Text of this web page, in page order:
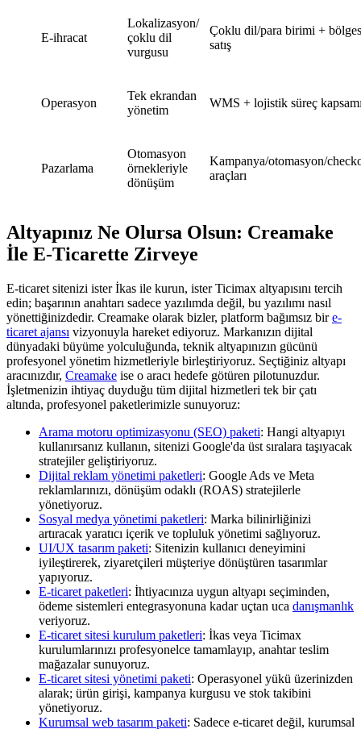
E-ihracat
Lokalizasyon/
çoklu dil
vurgusu
Çoklu dil/para birimi +
satış
Operasyon
Tek ekrandan
yönetim
WMS + lojistik süreç
Pazarlama
Otomasyon
örnekleriyle
dönüşüm
Kampanya/otomasyon/
araçları
Altyapınız Ne Olursa Olsun: Creamake
İle E-Ticarette Zirveye
E-ticaret sitenizi ister İkas ile kurun, ister Ticimax altyapısını tercih
edin; başarının anahtarı sadece yazılımda değil, bu yazılımı nasıl
yönettiğinizdedir. Creamake olarak bizler, platform bağımsız bire-
ticaret ajansı vizyonuyla hareket ediyoruz. Markanızın dijital
dünyadaki büyüme yolculuğunda, teknik altyapınızın gücünü
profesyonel yönetim hizmetleriyle birleştiriyoruz. Seçtiğiniz altyapı
aracınızdır, Creamake ise o aracı hedefe götüren pilotunuzdur.
İşletmenizin ihtiyaç duyduğu tüm dijital hizmetleri tek bir çatı
altında, profesyonel paketlerimizle sunuyoruz:
Arama motoru optimizasyonu (SEO) paketi: Hangi altyapıyı
kullanırsanız kullanın, sitenizi Google'da üst sıralara taşıyacak
stratejiler geliştiriyoruz.
Dijital reklam yönetimi paketleri: Google Ads ve Meta
reklamlarınızı, dönüşüm odaklı (ROAS) stratejilerle
yönetiyoruz.
Sosyal medya yönetimi paketleri: Marka bilinirliğinizi
artıracak yaratıcı içerik ve topluluk yönetimi sağlıyoruz.
UI/UX tasarım paketi: Sitenizin kullanıcı deneyimini
iyileştirerek, ziyaretçileri müşteriye dönüştüren tasarımlar
yapıyoruz.
E-ticaret paketleri: İhtiyacınıza uygun altyapı seçiminden,
ödeme sistemleri entegrasyonuna kadar uçtan uca danışmanlık
veriyoruz.
E-ticaret sitesi kurulum paketleri: İkas veya Ticimax
kurulumlarınızı profesyonelce tamamlayıp, anahtar teslim
mağazalar sunuyoruz.
E-ticaret sitesi yönetimi paketi: Operasyonel yükü üzerinizden
alarak; ürün girişi, kampanya kurgusu ve stok takibini
yönetiyoruz.
Kurumsal web tasarım paketi: Sadece e-ticaret değil, kurumsal